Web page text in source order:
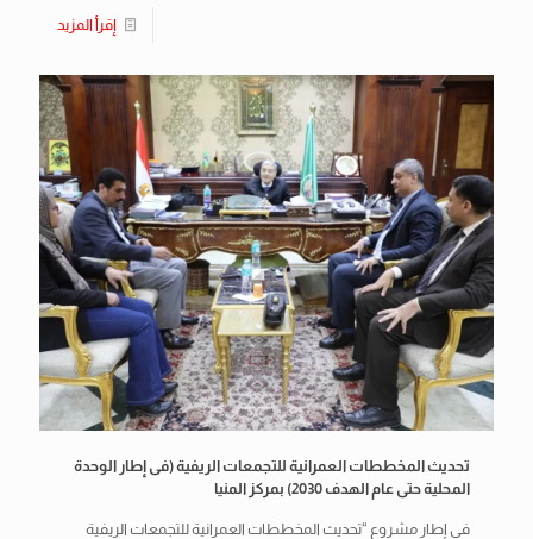
إقرأ المزيد
تحديث المخططات العمرانية للتجمعات الريفية (فى إطار الوحدة
المحلية حتى عام الهدف 2030) بمركز المنيا
فى إطار مشروع “تحديث المخططات العمرانية للتجمعات الريفية